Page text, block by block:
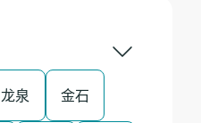
龙泉 金石